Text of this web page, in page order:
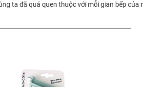
ta đã quá quen thuộc với mỗi gian bếp